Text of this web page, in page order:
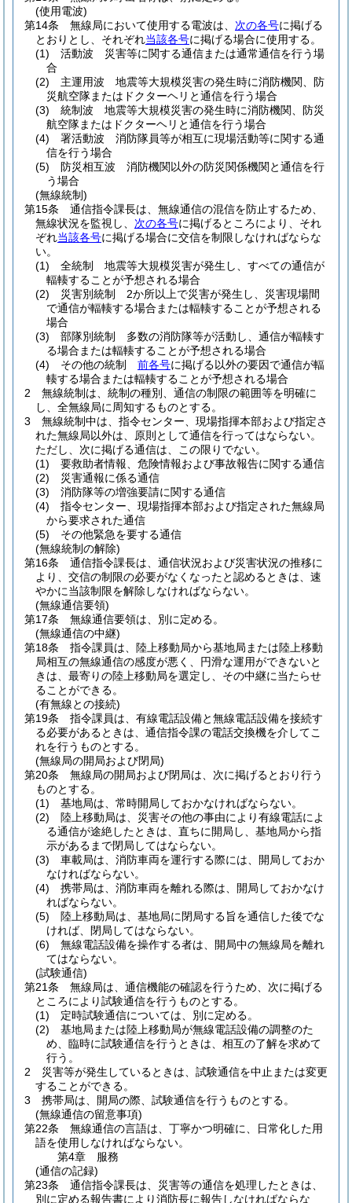
(使用電波)
第14条
無線局において使用する電波は、 次の各号に掲げる
とおりとし、それぞれ当該各号に掲げる場合に使用する。
(1)
活動波 災害等に関する通信または通常通信を行う場
合
(2)
主運用波 地震等大規模災害の発生時に消防機関、防
災航空隊またはドクターヘリと通信を行う場合
(3)
統制波 地震等大規模災害の発生時に消防機関、防災
航空隊またはドクターヘリと通信を行う場合
(4)
署活動波 消防隊員等が相互に現場活動等に関する通
信を行う場合
(5)
防災相互波 消防機関以外の防災関係機関と通信を行
う場合
(無線統制)
第15条
通信指令課長は、無線通信の混信を防止するため、
無線状況を監視し、 次の各号に掲げるところにより、それ
ぞれ当該各号に掲げる場合に交信を制限しなければならな
い。
(1)
全統制 地震等大規模災害が発生し、すべての通信が
輻輳することが予想される場合
(2)
災害別統制 2か所以上で災害が発生し、災害現場間
で通信が輻輳する場合または輻輳することが予想される
場合
(3)
部隊別統制 多数の消防隊等が活動し、通信が輻輳す
る場合または輻輳することが予想される場合
(4)
その他の統制 前各号に掲げる以外の要因で通信が輻
輳する場合または輻輳することが予想される場合
2
無線統制は、統制の種別、通信の制限の範囲等を明確に
し、全無線局に周知するものとする。
3
無線統制中は、指令センター、現場指揮本部および指定さ
れた無線局以外は、原則として通信を行ってはならない。
ただし、次に掲げる通信は、この限りでない。
(1)
要救助者情報、危険情報および事故報告に関する通信
(2)
災害通報に係る通信
(3)
消防隊等の増強要請に関する通信
(4)
指令センター、現場指揮本部および指定された無線局
から要求された通信
(5)
その他緊急を要する通信
(無線統制の解除)
第16条
通信指令課長は、通信状況および災害状況の推移に
より、交信の制限の必要がなくなったと認めるときは、速
やかに当該制限を解除しなければならない。
(無線通信要領)
第17条
無線通信要領は、別に定める。
(無線通信の中継)
第18条
指令課員は、陸上移動局から基地局または陸上移動
局相互の無線通信の感度が悪く、円滑な運用ができないと
きは、最寄りの陸上移動局を選定し、その中継に当たらせ
ることができる。
(有無線との接続)
第19条
指令課員は、有線電話設備と無線電話設備を接続す
る必要があるときは、通信指令課の電話交換機を介してこ
れを行うものとする。
(無線局の開局および閉局)
第20条
無線局の開局および閉局は、次に掲げるとおり行う
ものとする。
(1)
基地局は、常時開局しておかなければならない。
(2)
陸上移動局は、災害その他の事由により有線電話によ
る通信が途絶したときは、直ちに開局し、基地局から指
示があるまで閉局してはならない。
(3)
車載局は、消防車両を運行する際には、開局しておか
なければならない。
(4)
携帯局は、消防車両を離れる際は、開局しておかなけ
ればならない。
(5)
陸上移動局は、基地局に閉局する旨を通信した後でな
ければ、閉局してはならない。
(6)
無線電話設備を操作する者は、開局中の無線局を離れ
てはならない。
(試験通信)
第21条
無線局は、通信機能の確認を行うため、次に掲げる
ところにより試験通信を行うものとする。
(1)
定時試験通信については、別に定める。
(2)
基地局または陸上移動局が無線電話設備の調整のた
め、臨時に試験通信を行うときは、相互の了解を求めて
行う。
2
災害等が発生しているときは、試験通信を中止または変更
することができる。
3
携帯局は、開局の際、試験通信を行うものとする。
(無線通信の留意事項)
第22条
無線通信の言語は、丁寧かつ明確に、日常化した用
語を使用しなければならない。
第4章
服務
(通信の記録)
第23条
通信指令課長は、災害等の通信を処理したときは、
別に定める報告書により消防長に報告しなければならな